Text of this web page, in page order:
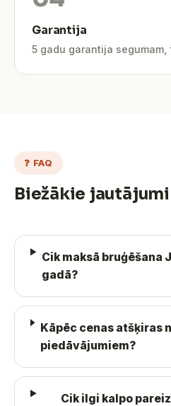
Garantija
5 gadu garantija
❓ FAQ
Biežākie jautājumi
Cik maksā bruģēšana
gadā?
Kāpēc cenas atšķiras
piedāvājumiem?
Cik ilgi kalpo